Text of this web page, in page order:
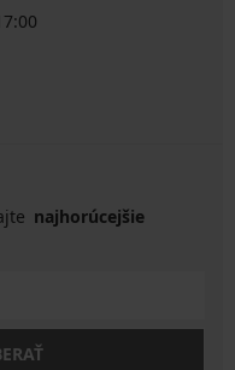
najhorúcejšie